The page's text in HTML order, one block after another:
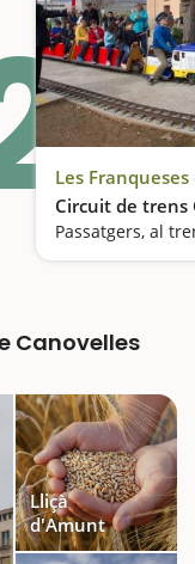
Les
Circuit de trens
Passatgers, al
Canovelles
Lliçà
d'Amunt